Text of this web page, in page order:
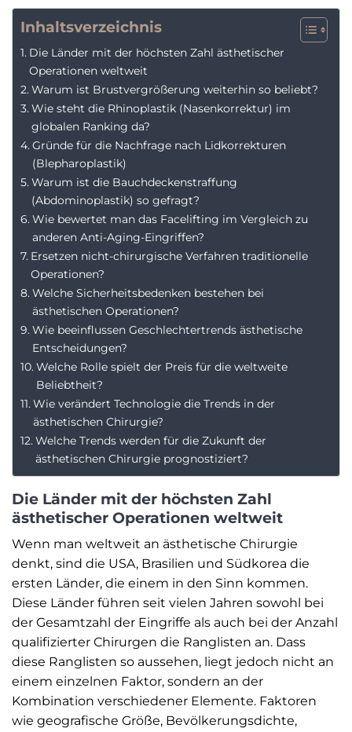
Inhaltsverzeichnis
Die Länder mit der höchsten Zahl ästhetischer
Operationen weltweit
Warum ist Brustvergrößerung weiterhin so beliebt?
Wie steht die Rhinoplastik (Nasenkorrektur) im
globalen Ranking da?
Gründe für die Nachfrage nach Lidkorrekturen
(Blepharoplastik)
Warum ist die Bauchdeckenstraffung
(Abdominoplastik) so gefragt?
Wie bewertet man das Facelifting im Vergleich zu
anderen Anti-Aging-Eingriffen?
Ersetzen nicht-chirurgische Verfahren traditionelle
Operationen?
Welche Sicherheitsbedenken bestehen bei
ästhetischen Operationen?
Wie beeinflussen Geschlechtertrends ästhetische
Entscheidungen?
Welche Rolle spielt der Preis für die weltweite
Beliebtheit?
Wie verändert Technologie die Trends in der
ästhetischen Chirurgie?
Welche Trends werden für die Zukunft der
ästhetischen Chirurgie prognostiziert?
Die Länder mit der höchsten Zahl
ästhetischer Operationen weltweit
Wenn man weltweit an ästhetische Chirurgie
denkt, sind die USA, Brasilien und Südkorea die
ersten Länder, die einem in den Sinn kommen.
Diese Länder führen seit vielen Jahren sowohl bei
der Gesamtzahl der Eingriffe als auch bei der Anzahl
qualifizierter Chirurgen die Ranglisten an. Dass
diese Ranglisten so aussehen, liegt jedoch nicht an
einem einzelnen Faktor, sondern an der
Kombination verschiedener Elemente. Faktoren
wie geografische Größe, Bevölkerungsdichte,